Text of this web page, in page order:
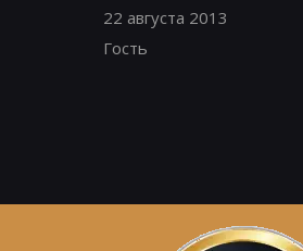
22 августа 2013
Гость